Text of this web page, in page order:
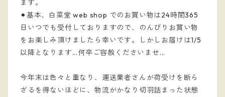
ます。
⚫︎基本、白菜堂 web shop でのお買い物は24時間365
日いつでも受付しておりますので、のんびりお買い物
をお楽しみ頂けましたら幸いです。しかしお届けは1/5
以降となります...何卒ご容赦くださいませ...
今年末は色々と重なり、運送業者さんが荷受けを断ら
ざるを得ないほどに、物流がかなり切羽詰まった状態